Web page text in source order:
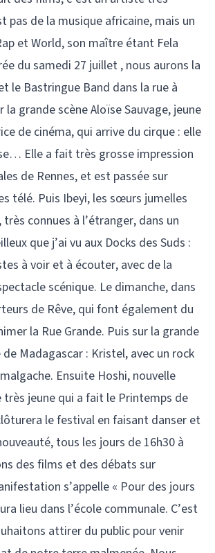
pas de la musique africaine, mais un
et World, son maître étant Fela
du samedi 27 juillet , nous aurons la
le Bastringue Band dans la rue à
la grande scène Aloïse Sauvage, jeune
de cinéma, qui arrive du cirque : elle
Elle a fait très grosse impression
de Rennes, et est passée sur
télé. Puis Ibeyi, les sœurs jumelles
connues à l’étranger, dans un
que j’ai vu aux Docks des Suds :
à voir et à écouter, avec de la
scénique. Le dimanche, dans
de Rêve, qui font également du
la Rue Grande. Puis sur la grande
Madagascar : Kristel, avec un rock
Ensuite Hoshi, nouvelle
jeune qui a fait le Printemps de
le festival en faisant danser et
tous les jours de 16h30 à
des films et des débats sur
s’appelle « Pour des jours
lieu dans l’école communale. C’est
attirer du public pour venir